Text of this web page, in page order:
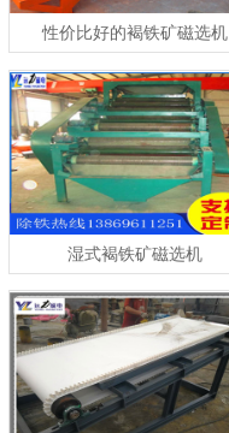
性价比好的褐铁矿磁选机
湿式褐铁矿磁选机